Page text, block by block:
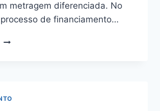
metragem diferenciada. No
de financiamento…
COMO